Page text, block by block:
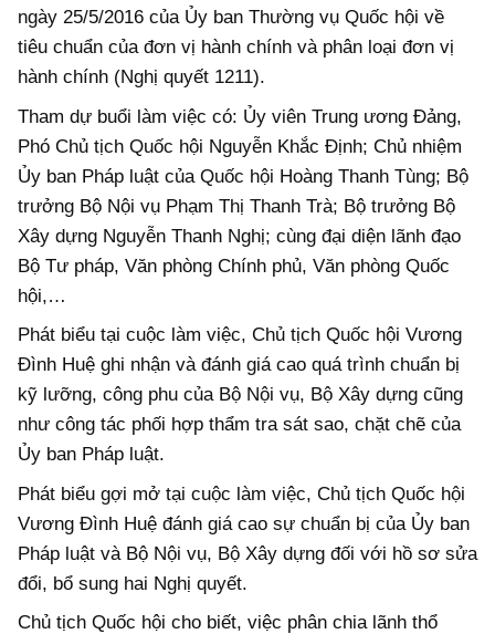
ngày 25/5/2016 của Ủy ban Thường vụ Quốc hội về
tiêu chuẩn của đơn vị hành chính và phân loại đơn vị
hành chính (Nghị quyết 1211).
Tham dự buổi làm việc có: Ủy viên Trung ương Đảng,
Phó Chủ tịch Quốc hội Nguyễn Khắc Định; Chủ nhiệm
Ủy ban Pháp luật của Quốc hội Hoàng Thanh Tùng; Bộ
trưởng Bộ Nội vụ Phạm Thị Thanh Trà; Bộ trưởng Bộ
Xây dựng Nguyễn Thanh Nghị; cùng đại diện lãnh đạo
Bộ Tư pháp, Văn phòng Chính phủ, Văn phòng Quốc
hội,…
Phát biểu tại cuộc làm việc, Chủ tịch Quốc hội Vương
Đình Huệ ghi nhận và đánh giá cao quá trình chuẩn bị
kỹ lưỡng, công phu của Bộ Nội vụ, Bộ Xây dựng cũng
như công tác phối hợp thẩm tra sát sao, chặt chẽ của
Ủy ban Pháp luật.
Phát biểu gợi mở tại cuộc làm việc, Chủ tịch Quốc hội
Vương Đình Huệ đánh giá cao sự chuẩn bị của Ủy ban
Pháp luật và Bộ Nội vụ, Bộ Xây dựng đối với hồ sơ sửa
đổi, bổ sung hai Nghị quyết.
Chủ tịch Quốc hội cho biết, việc phân chia lãnh thổ